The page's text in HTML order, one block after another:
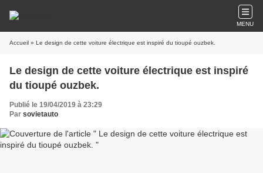
MENU
Accueil » Le design de cette voiture électrique est inspiré du tioupé ouzbek.
Le design de cette voiture électrique est inspiré
du tioupé ouzbek.
Publié le 19/04/2019 à 23:29
Par sovietauto